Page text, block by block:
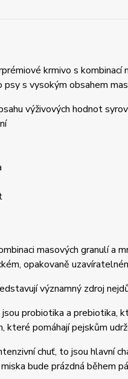
krmivo s kombinací
s vysokým obsahem
výživových hodnot
masových granulí a
opakovaně
významný zdroj
probiotika a prebiotika,
které pomáhají pejskům
chuť, to jsou hlavní
bude prázdná během